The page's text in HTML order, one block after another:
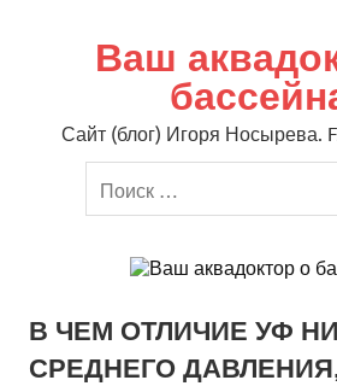
содержимомуВаш
Сайт (блог) Игоря Носырева.
В ЧЕМ ОТЛИЧИЕ УФ
СРЕДНЕГО